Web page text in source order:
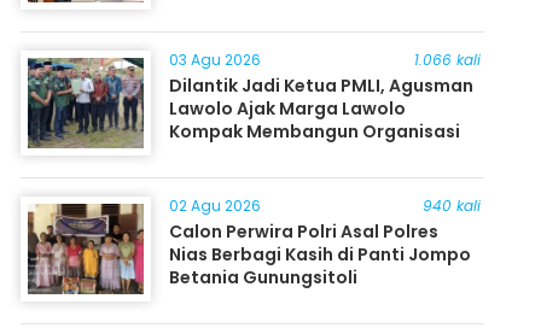
03 Agu 2026 1.066 kali
Dilantik Jadi Ketua PMLI, Agusman
Lawolo Ajak Marga Lawolo
Kompak Membangun Organisasi
02 Agu 2026 940 kali
Calon Perwira Polri Asal Polres
Nias Berbagi Kasih di Panti Jompo
Betania Gunungsitoli